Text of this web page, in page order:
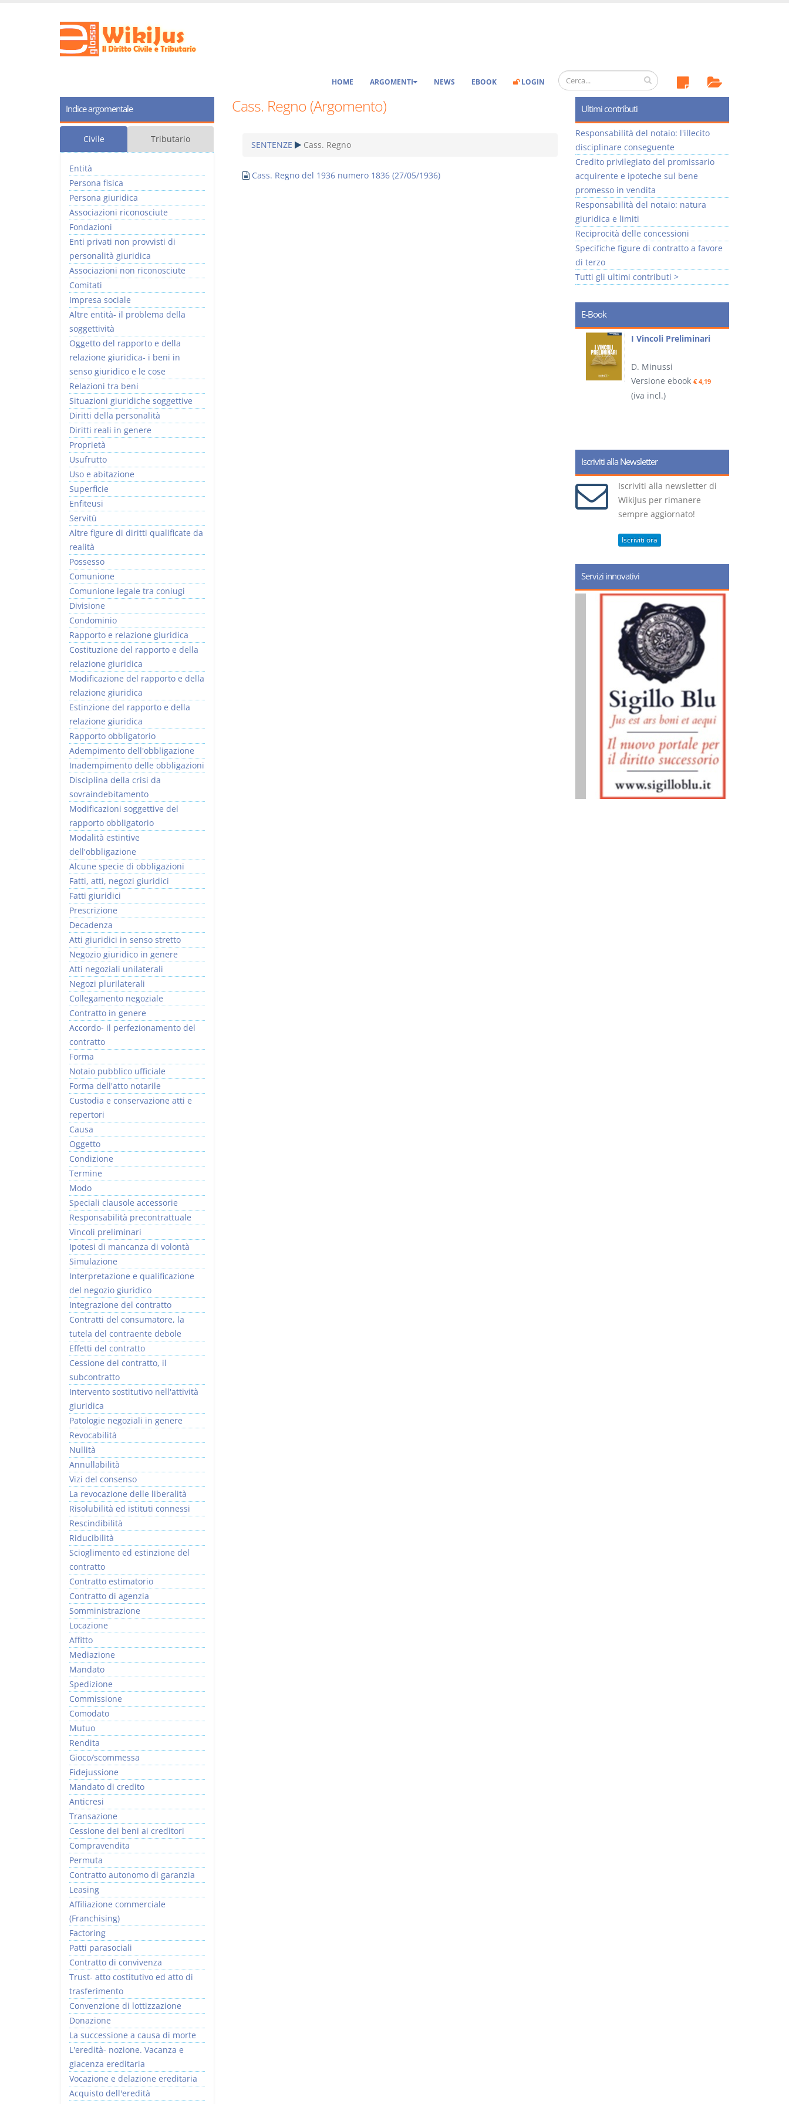
HOME ARGOMENTI NEWS EBOOK LOGIN
Cass. Regno (Argomento)
SENTENZE Cass. Regno
Cass. Regno del 1936 numero 1836 (27/05/1936)
Indice argomentale
Civile Tributario
Entità
Persona fisica
Persona giuridica
Associazioni riconosciute
Fondazioni
Enti privati non provvisti di
personalità giuridica
Associazioni non riconosciute
Comitati
Impresa sociale
Altre entità- il problema della
soggettività
Oggetto del rapporto e della
relazione giuridica- i beni in
senso giuridico e le cose
Relazioni tra beni
Situazioni giuridiche soggettive
Diritti della personalità
Diritti reali in genere
Proprietà
Usufrutto
Uso e abitazione
Superficie
Enfiteusi
Servitù
Altre figure di diritti qualificate da
realità
Possesso
Comunione
Comunione legale tra coniugi
Divisione
Condominio
Rapporto e relazione giuridica
Costituzione del rapporto e della
relazione giuridica
Modificazione del rapporto e della
relazione giuridica
Estinzione del rapporto e della
relazione giuridica
Rapporto obbligatorio
Adempimento dell'obbligazione
Inadempimento delle obbligazioni
Disciplina della crisi da
sovraindebitamento
Modificazioni soggettive del
rapporto obbligatorio
Modalità estintive
dell'obbligazione
Alcune specie di obbligazioni
Fatti, atti, negozi giuridici
Fatti giuridici
Prescrizione
Decadenza
Atti giuridici in senso stretto
Negozio giuridico in genere
Atti negoziali unilaterali
Negozi plurilaterali
Collegamento negoziale
Contratto in genere
Accordo- il perfezionamento del
contratto
Forma
Notaio pubblico ufficiale
Forma dell'atto notarile
Custodia e conservazione atti e
repertori
Causa
Oggetto
Condizione
Termine
Modo
Speciali clausole accessorie
Responsabilità precontrattuale
Vincoli preliminari
Ipotesi di mancanza di volontà
Simulazione
Interpretazione e qualificazione
del negozio giuridico
Integrazione del contratto
Contratti del consumatore, la
tutela del contraente debole
Effetti del contratto
Cessione del contratto, il
subcontratto
Intervento sostitutivo nell'attività
giuridica
Patologie negoziali in genere
Revocabilità
Nullità
Annullabilità
Vizi del consenso
La revocazione delle liberalità
Risolubilità ed istituti connessi
Rescindibilità
Riducibilità
Scioglimento ed estinzione del
contratto
Contratto estimatorio
Contratto di agenzia
Somministrazione
Locazione
Affitto
Mediazione
Mandato
Spedizione
Commissione
Comodato
Mutuo
Rendita
Gioco/scommessa
Fidejussione
Mandato di credito
Anticresi
Transazione
Cessione dei beni ai creditori
Compravendita
Permuta
Contratto autonomo di garanzia
Leasing
Affiliazione commerciale
(Franchising)
Factoring
Patti parasociali
Contratto di convivenza
Trust- atto costitutivo ed atto di
trasferimento
Convenzione di lottizzazione
Donazione
La successione a causa di morte
L'eredità- nozione. Vacanza e
giacenza ereditaria
Vocazione e delazione ereditaria
Acquisto dell'eredità
Ultimi contributi
Responsabilità del notaio: l'illecito
disciplinare conseguente
Credito privilegiato del promissario
acquirente e ipoteche sul bene
promesso in vendita
Responsabilità del notaio: natura
giuridica e limiti
Reciprocità delle concessioni
Specifiche figure di contratto a favore
di terzo
Tutti gli ultimi contributi >
E-Book
relazione giuridica
Versione ebook€ 5,99
I Singoli Contratti
D. Minussi
(iva incl.)
I Vincoli Preliminari
D. Minussi
Versione ebook € 4,19
(iva incl.)
Iscriviti alla Newsletter
Iscriviti alla newsletter di
WikiJus per rimanere
sempre aggiornato!
Iscriviti ora
Servizi innovativi